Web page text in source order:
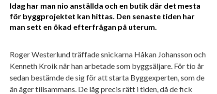
Idag har man nio anställda och en butik där det mesta
för byggprojektet kan hittas. Den senaste tiden har
man sett en ökad efterfrågan på uterum.
Roger Westerlund träffade snickarna Håkan Johansson och
Kenneth Kroik när han arbetade som byggsäljare. För tio år
sedan bestämde de sig för att starta Byggexperten, som de
än äger tillsammans. De låg precis rätt i tiden, då de fick